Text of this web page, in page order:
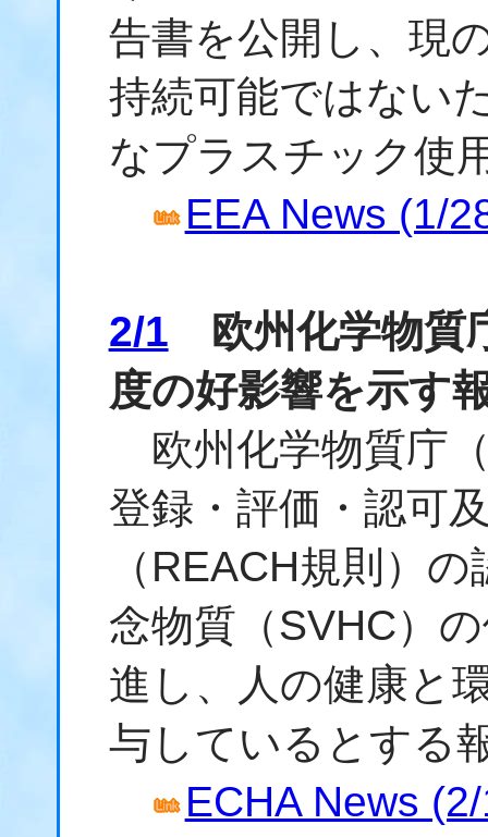
告書を公開し、現
持続可能ではない
なプラスチック使
EEA News (1/
2/1 欧州化学物質
度の好影響を示す
欧州化学物質庁
登録・評価・認可
（ REACH規則 ）の
念物質（SVHC）
進し、人の健康と
与しているとする
ECHA News